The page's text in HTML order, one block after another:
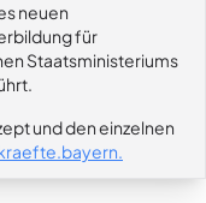
neuen
für
Staatsministeriums
und den einzelnen
.